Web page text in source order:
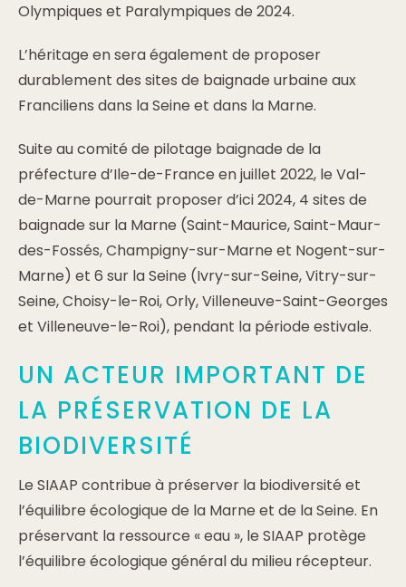
Olympiques et Paralympiques de 2024.
L’héritage en sera également de proposer
durablement des sites de baignade urbaine aux
Franciliens dans la Seine et dans la Marne.
Suite au comité de pilotage baignade de la
préfecture d’Ile-de-France en juillet 2022, le Val-
de-Marne pourrait proposer d’ici 2024, 4 sites de
baignade sur la Marne (Saint-Maurice, Saint-Maur-
des-Fossés, Champigny-sur-Marne et Nogent-sur-
Marne) et 6 sur la Seine (Ivry-sur-Seine, Vitry-sur-
Seine, Choisy-le-Roi, Orly, Villeneuve-Saint-Georges
et Villeneuve-le-Roi), pendant la période estivale.
UN ACTEUR IMPORTANT DE
LA PRÉSERVATION DE LA
BIODIVERSITÉ
Le SIAAP contribue à préserver la biodiversité et
l’équilibre écologique de la Marne et de la Seine. En
préservant la ressource « eau », le SIAAP protège
l’équilibre écologique général du milieu récepteur.